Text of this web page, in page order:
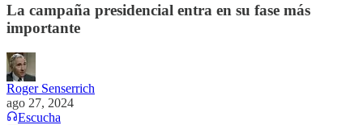
La campaña presidencial entra en su fase más
importante
Roger Senserrich
ago 27, 2024
Escucha